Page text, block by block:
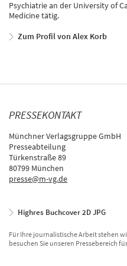
Psychiatrie an der University of
Medicine tätig.
Zum Profil von Alex Korb
PRESSEKONTAKT
Münchner Verlagsgruppe GmbH
Presseabteilung
Türkenstraße 89
80799 München
presse@m-vg.de
Highres Buchcover 2D JPG
Für Ihre journalistische Arbeit stehen
besuchen Sie unseren Pressebereich